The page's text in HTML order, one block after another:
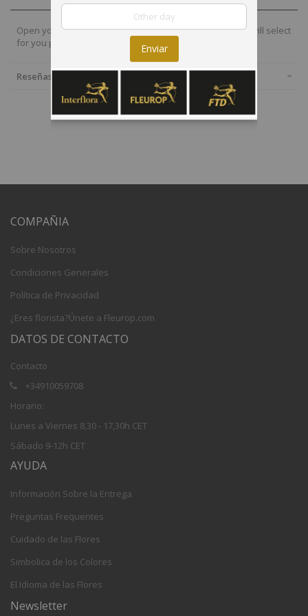
Open your home to new green friends. Our local florists will select
for you plants in season.
Reseñas
COMPAÑIA
Sobre Nosotros
Condiciones Generales
Política de Privacidad
¿Eres florista?Únete a Fleurop.com
DATOS DE CONTACTO
Contacto
+34910059708
Horario:
Lunes a Viernes 8,30 - 17,30h CET
Sábado 9-12h CET
AYUDA
Información Sobre la Entrega
Preguntas Frequentes
Cuidado de las Flores
Simbolica de los Colores
El Idioma de las Flores
Newsletter
Enviar